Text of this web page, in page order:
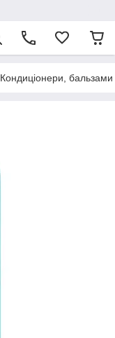
Кондиціонери,